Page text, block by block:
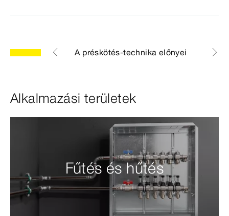
jellemzők A préskötés-technika előnyei
Alkalmazási területek
Fűtés és hűtés